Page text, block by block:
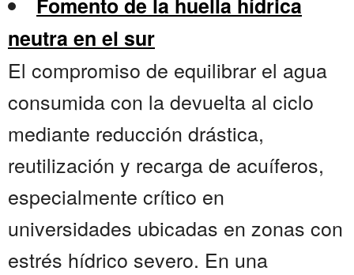
neutra en el sur
El compromiso de equilibrar el agua
consumida con la devuelta al ciclo
mediante reducción drástica,
reutilización y recarga de acuíferos,
especialmente crítico en
universidades ubicadas en zonas con
estrés hídrico severo. En una